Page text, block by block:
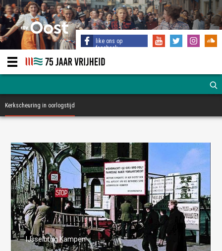
like ons op
facebook
Kerkscheuring in oorlogstijd
IJsselbrug Kampen